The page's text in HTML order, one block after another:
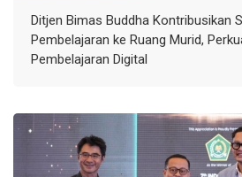
Ditjen Bimas Buddha Kontribusikan
Pembelajaran ke Ruang Murid,
Pembelajaran Digital